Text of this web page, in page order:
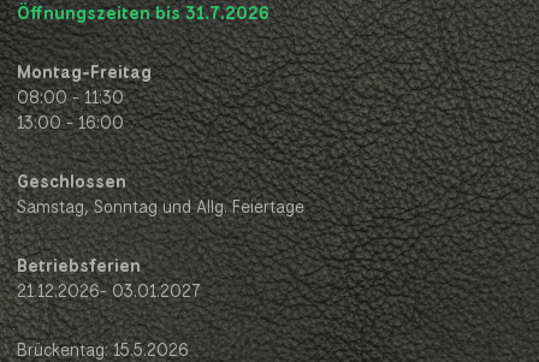
Öffnungszeiten bis 31.7.2026
Montag-Freitag
08:00 - 11:30
13:00 - 16:00
Geschlossen
Samstag, Sonntag und Allg. Feiertage
Betriebsferien
21.12.2026- 03.01.2027
Brückentag: 15.5.2026